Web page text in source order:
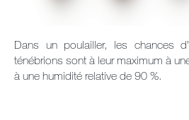
Dans un poulailler, les chances
ténébrions sont à leur maximum à
à une humidité relative de 90 %.